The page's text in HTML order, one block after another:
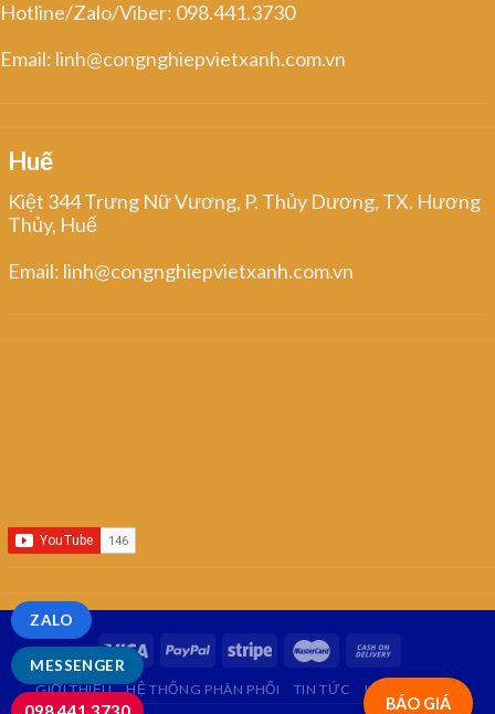
Hotline/Zalo/Viber: 098.441.3730
Email: linh@congnghiepvietxanh.com.vn
Huế
Kiệt 344 Trưng Nữ Vương, P. Thủy Dương, TX. Hương
Thủy, Huế
Email: linh@congnghiepvietxanh.com.vn
BÁO GIÁ
GIỚI THIỆU HỆ THỐNG PHÂN PHỐI TIN TỨC LIÊN HỆ
MESSENGER
ZALO